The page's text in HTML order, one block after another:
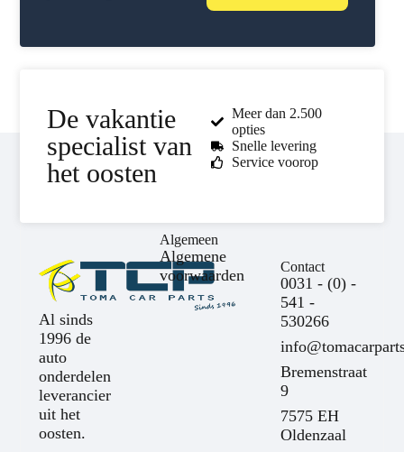
De vakantie
specialist van
het oosten
Meer dan 2.500
opties
Snelle levering
Service voorop
Al sinds
1996 de
auto
onderdelen
leverancier
uit het
oosten.
Algemeen
Algemene
voorwaarden
Contact
0031 - (0) -
541 -
530266
Bremenstraat
9
7575 EH
Oldenzaal